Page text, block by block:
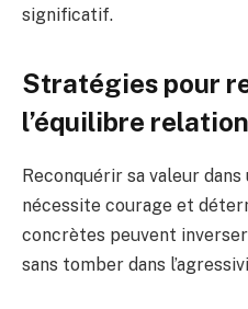
significatif.
Stratégies pour
l’équilibre
Reconquérir sa valeur
nécessite courage et
concrètes peuvent
sans tomber dans